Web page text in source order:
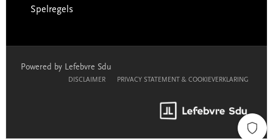
Spelregels
Powered by Lefebvre Sdu
DISCLAIMER PRIVACY STATEMENT & COOKIEVERKLARING